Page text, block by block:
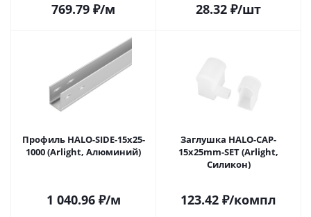
769.79 ₽/м 28.32 ₽/шт
Профиль HALO-SIDE-15x25-
1000 (Arlight, Алюминий)
1 040.96₽/м
Заглушка HALO-CAP-
15x25mm-SET (Arlight,
Силикон)
123.42 ₽/компл